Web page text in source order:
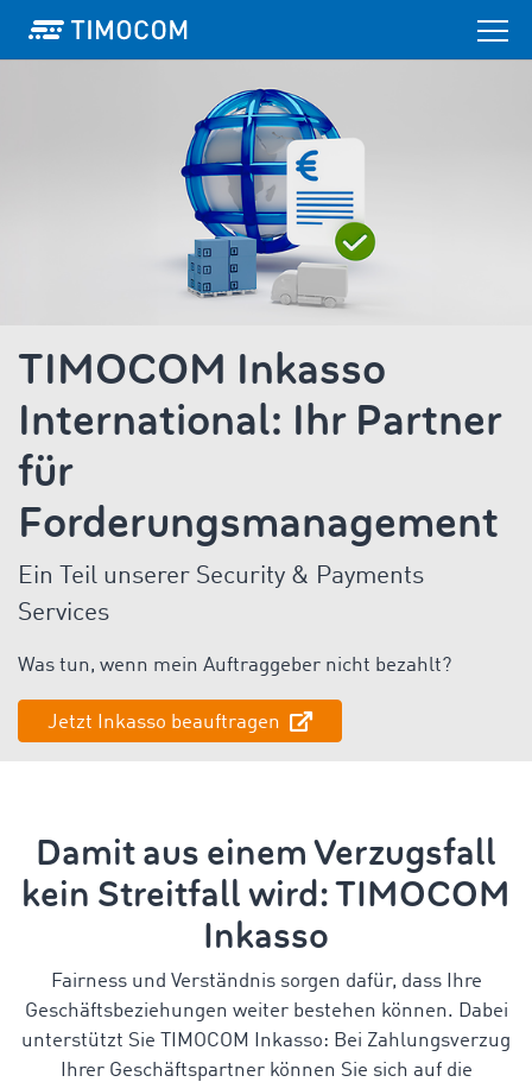
TIMOCOM Inkasso
International: Ihr Partner
für
Forderungsmanagement
Ein Teil unserer Security & Payments
Services
Was tun, wenn mein Auftraggeber nicht bezahlt?
Jetzt Inkasso beauftragen
Damit aus einem Verzugsfall
kein Streitfall wird: TIMOCOM
Inkasso
Fairness und Verständnis sorgen dafür, dass Ihre
Geschäftsbeziehungen weiter bestehen können. Dabei
unterstützt Sie TIMOCOM Inkasso: Bei Zahlungsverzug
Ihrer Geschäftspartner können Sie sich auf die